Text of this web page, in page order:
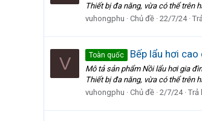
Thiết bị đa năng, vừa có thể trên
vuhongphu
Chủ đề 22/7/24
V Toàn quốc Bếp lẩu hơi cao
Mô tả sản phẩm Nồi lẩu hơi gia
Thiết bị đa năng, vừa có thể trên
vuhongphu
Chủ đề 2/7/24 Trả